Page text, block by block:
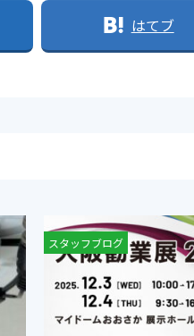
はてブ
スタッフブログ